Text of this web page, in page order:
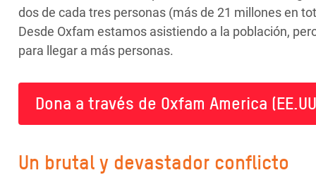
dos de cada tres personas (más de 21 millones en
Desde Oxfam estamos asistiendo a la población,
para llegar a más personas.
Dona a través de Oxfam America
Un brutal y devastador conflicto